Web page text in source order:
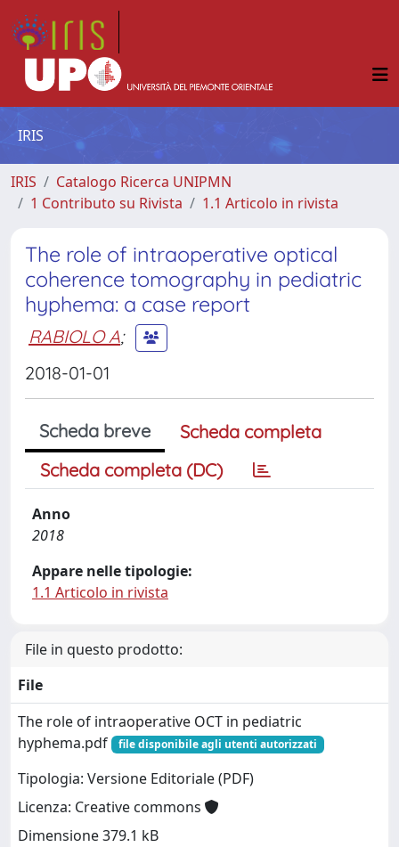
IRIS
IRIS
Catalogo Ricerca UNIPMN
1 Contributo su Rivista
1.1 Articolo in rivista
The role of intraoperative optical
coherence tomography in pediatric
hyphema: a case report
RABIOLO A;
2018-01-01
Scheda breve
Scheda completa
Scheda completa (DC)
Anno
2018
Appare nelle tipologie:
1.1 Articolo in rivista
File in questo prodotto:
File
The role of intraoperative OCT in pediatric
hyphema.pdf
file disponibile agli utenti autorizzati
Tipologia: Versione Editoriale (PDF)
Licenza: Creative commons
Dimensione 379.1 kB